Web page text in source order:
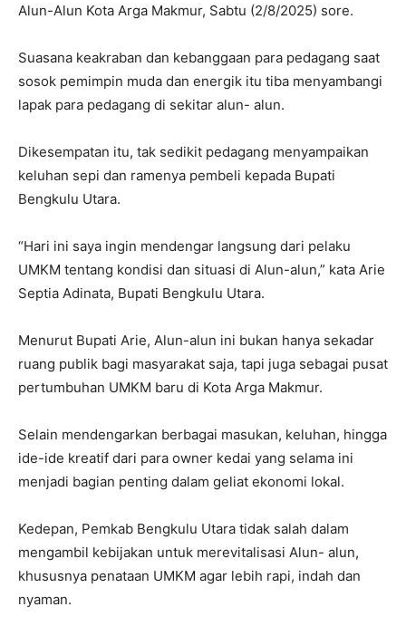
Alun-Alun Kota Arga Makmur, Sabtu (2/8/2025) sore.
Suasana keakraban dan kebanggaan para pedagang saat
sosok pemimpin muda dan energik itu tiba menyambangi
lapak para pedagang di sekitar alun- alun.
Dikesempatan itu, tak sedikit pedagang menyampaikan
keluhan sepi dan ramenya pembeli kepada Bupati
Bengkulu Utara.
“Hari ini saya ingin mendengar langsung dari pelaku
UMKM tentang kondisi dan situasi di Alun-alun,” kata Arie
Septia Adinata, Bupati Bengkulu Utara.
Menurut Bupati Arie, Alun-alun ini bukan hanya sekadar
ruang publik bagi masyarakat saja, tapi juga sebagai pusat
pertumbuhan UMKM baru di Kota Arga Makmur.
Selain mendengarkan berbagai masukan, keluhan, hingga
ide-ide kreatif dari para owner kedai yang selama ini
menjadi bagian penting dalam geliat ekonomi lokal.
Kedepan, Pemkab Bengkulu Utara tidak salah dalam
mengambil kebijakan untuk merevitalisasi Alun- alun,
khususnya penataan UMKM agar lebih rapi, indah dan
nyaman.